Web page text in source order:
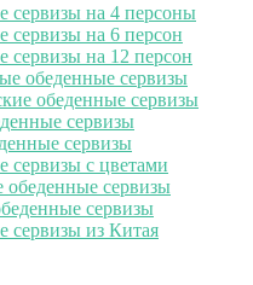
сервизы на 4 персоны
сервизы на 6 персон
сервизы на 12 персон
обеденные сервизы
обеденные сервизы
сервизы
сервизы
сервизы с цветами
обеденные сервизы
сервизы
сервизы из Китая